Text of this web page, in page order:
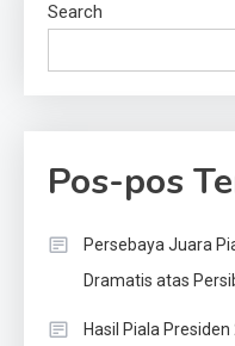
Search
Pos-pos
Persebaya Juara
Dramatis atas
Hasil Piala